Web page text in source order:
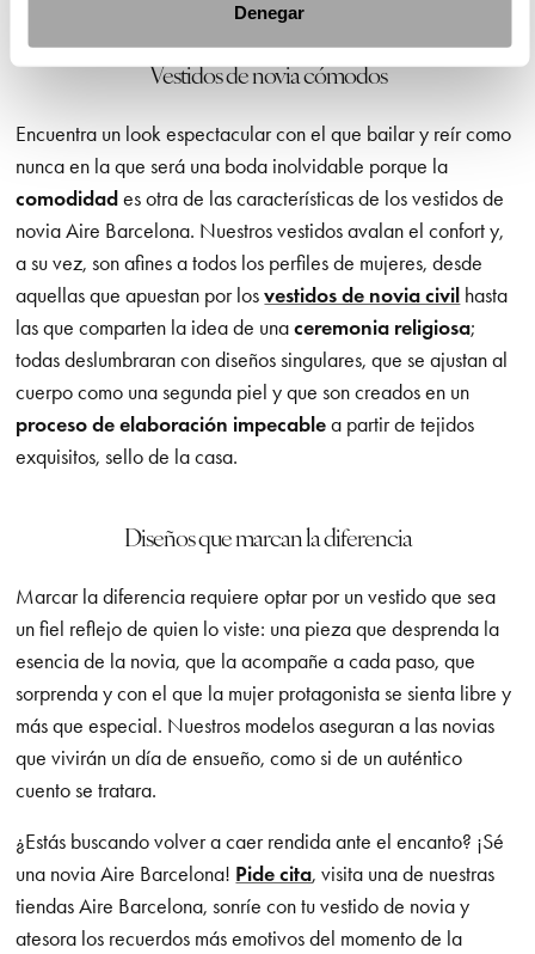
Denegar
Vestidos de novia cómodos
Encuentra un look espectacular con el que bailar y reír como
nunca en la que será una boda inolvidable porque la
comodidades otra de las características de los vestidos de
novia Aire Barcelona. Nuestros vestidos avalan el confort y,
a su vez, son afines a todos los perfiles de mujeres, desde
aquellas que apuestan por losvestidos de novia civil hasta
las que comparten la idea de unaceremonia religiosa;
todas deslumbraran con diseños singulares, que se ajustan al
cuerpo como una segunda piel y que son creados en un
proceso de elaboración impecablea partir de tejidos
exquisitos, sello de la casa.
Diseños que marcan la diferencia
Marcar la diferencia requiere optar por un vestido que sea
un fiel reflejo de quien lo viste: una pieza que desprenda la
esencia de la novia, que la acompañe a cada paso, que
sorprenda y con el que la mujer protagonista se sienta libre y
más que especial. Nuestros modelos aseguran a las novias
que vivirán un día de ensueño, como si de un auténtico
cuento se tratara.
¿Estás buscando volver a caer rendida ante el encanto? ¡Sé
una novia Aire Barcelona! Pide cita, visita una de nuestras
tiendas Aire Barcelona, sonríe con tu vestido de novia y
atesora los recuerdos más emotivos del momento de la